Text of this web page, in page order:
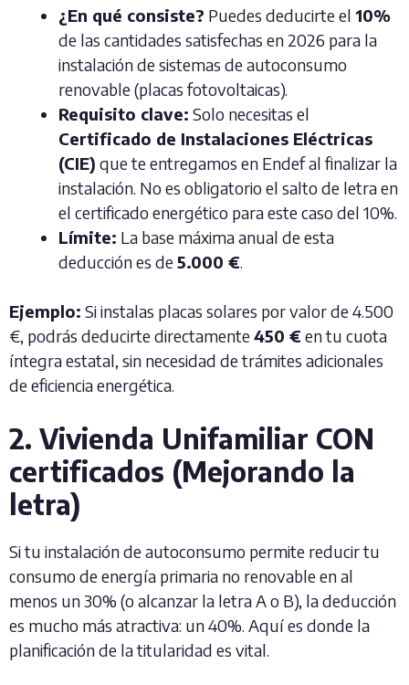
¿En qué consiste? Puedes deducirte el 10%
de las cantidades satisfechas en 2026 para la
instalación de sistemas de autoconsumo
renovable (placas fotovoltaicas).
Requisito clave: Solo necesitas el
Certificado de Instalaciones Eléctricas
(CIE) que te entregamos en Endef al finalizar la
instalación. No es obligatorio el salto de letra en
el certificado energético para este caso del 10%.
Límite: La base máxima anual de esta
deducción es de5.000 €.
Ejemplo: Si instalas placas solares por valor de 4.500
€, podrás deducirte directamente450 € en tu cuota
íntegra estatal, sin necesidad de trámites adicionales
de eficiencia energética.
2. Vivienda Unifamiliar CON
certificados (Mejorando la
letra)
Si tu instalación de autoconsumo permite reducir tu
consumo de energía primaria no renovable en al
menos un 30% (o alcanzar la letra A o B), la deducción
es mucho más atractiva: un 40%. Aquí es donde la
planificación de la titularidad es vital.